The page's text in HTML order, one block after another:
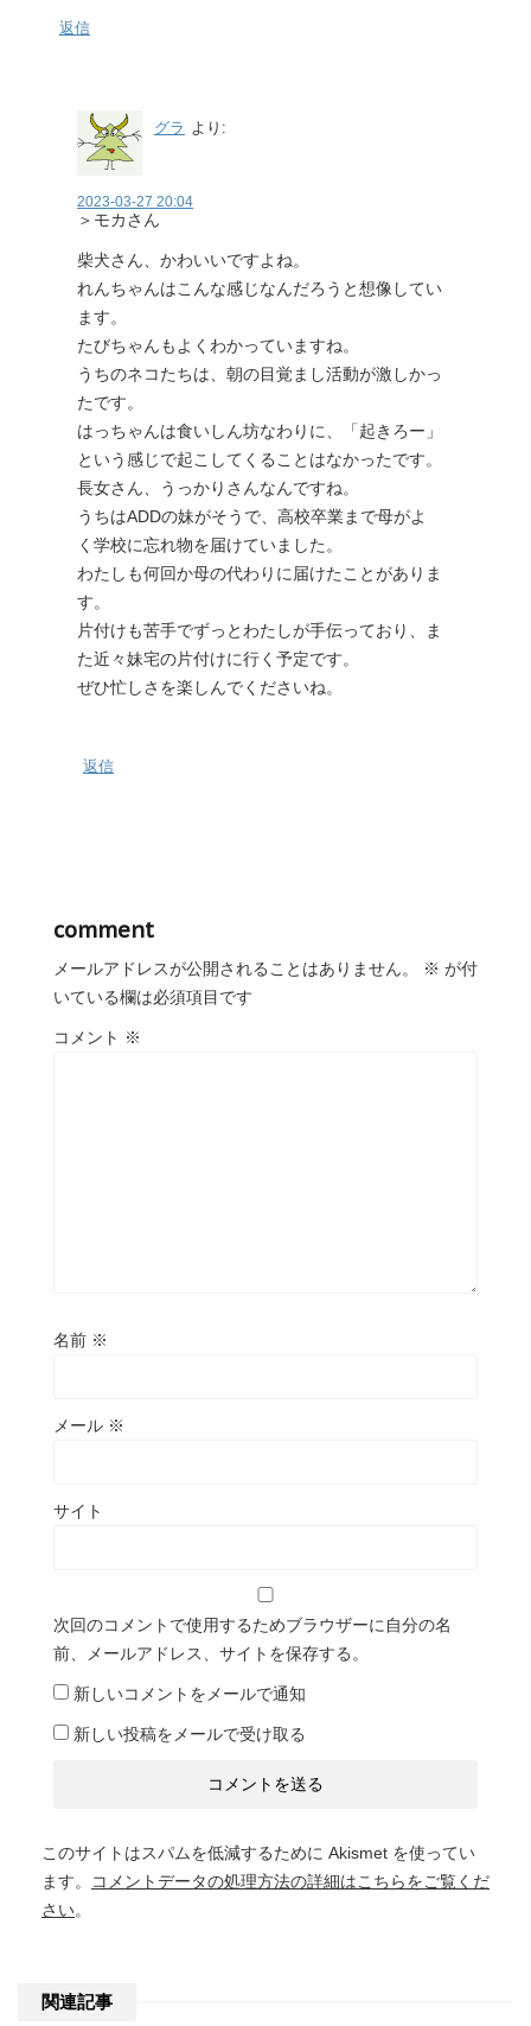
返信
グラ より:
2023-03-27 20:04
＞モカさん
柴犬さん、かわいいですよね。
れんちゃんはこんな感じなんだろうと想像してい
ます。
たびちゃんもよくわかっていますね。
うちのネコたちは、朝の目覚まし活動が激しかっ
たです。
はっちゃんは食いしん坊なわりに、「起きろー」
という感じで起こしてくることはなかったです。
長女さん、うっかりさんなんですね。
うちはADDの妹がそうで、高校卒業まで母がよ
く学校に忘れ物を届けていました。
わたしも何回か母の代わりに届けたことがありま
す。
片付けも苦手でずっとわたしが手伝っており、ま
た近々妹宅の片付けに行く予定です。
ぜひ忙しさを楽しんでくださいね。
返信
comment
メールアドレスが公開されることはありません。 ※ が付
いている欄は必須項目です
コメント ※
名前 ※
メール ※
サイト
次回のコメントで使用するためブラウザーに自分の名
前、メールアドレス、サイトを保存する。
新しいコメントをメールで通知
新しい投稿をメールで受け取る
このサイトはスパムを低減するために Akismet を使ってい
ます。
コメントデータの処理方法の詳細はこちらをご覧くだ
さい。
関連記事